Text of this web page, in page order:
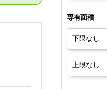
専有面積